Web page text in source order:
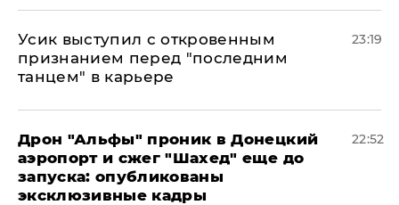
Усик выступил с откровенным
признанием перед "последним
танцем" в карьере
23:19
Дрон "Альфы" проник в Донецкий
аэропорт и сжег "Шахед" еще до
запуска: опубликованы
эксклюзивные кадры
22:52